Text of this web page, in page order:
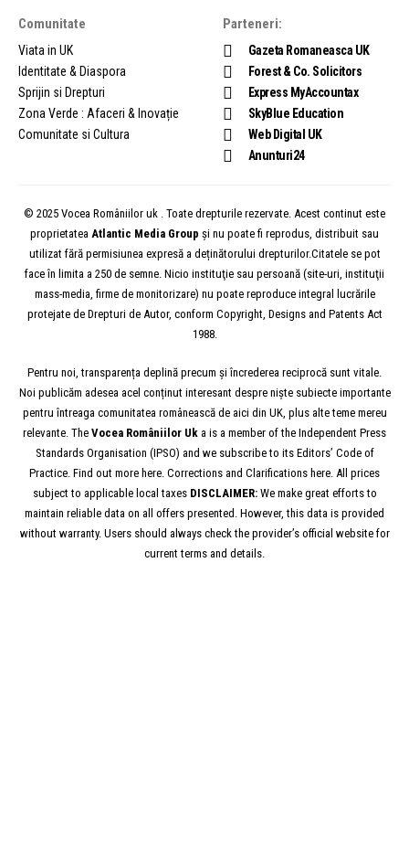
Comunitate
Viata in UK
Identitate & Diaspora
Sprijin si Drepturi
Zona Verde : Afaceri & Inovație
Comunitate si Cultura
Parteneri:
Gazeta Romaneasca UK
Forest & Co. Solicitors
Express MyAccountax
SkyBlue Education
Web Digital UK
Anunturi24
© 2025 Vocea Româniilor uk . Toate drepturile rezervate. Acest continut este
proprietatea Atlantic Media Group și nu poate fi reprodus, distribuit sau
utilizat fără permisiunea expresă a deținătorului drepturilor.Citatele se pot
face în limita a 250 de semne. Nicio instituţie sau persoană (site-uri, instituţii
mass-media, firme de monitorizare) nu poate reproduce integral lucrările
protejate de Drepturi de Autor, conform Copyright, Designs and Patents Act
1988.
Pentru noi, transparența deplină precum și încrederea reciprocă sunt vitale.
Noi publicăm adesea acel conținut interesant despre niște subiecte importante
pentru întreaga comunitatea românească de aici din UK, plus alte teme mereu
relevante. The Vocea Româniilor Uk a is a member of the Independent Press
Standards Organisation (IPSO) and we subscribe to its Editors’ Code of
Practice. Find out more here. Corrections and Clarifications here. All prices
subject to applicable local taxes DISCLAIMER: We make great efforts to
maintain reliable data on all offers presented. However, this data is provided
without warranty. Users should always check the provider’s official website for
current terms and details.